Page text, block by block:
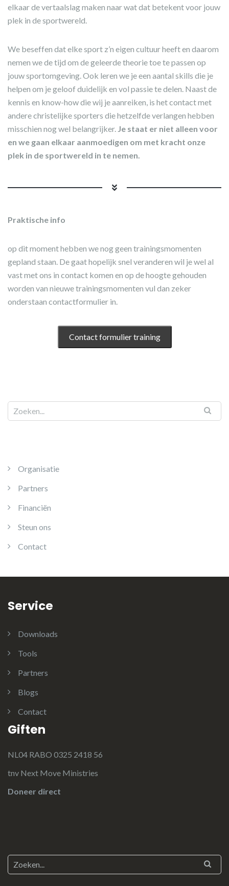
elkaar de vertaalslag maken naar wat dat betekent voor jouw
plek in de sportwereld.
We beseffen dat elke sport z’n eigen cultuur heeft en daarom
nemen we de tijd om de geleerde theorie toe te passen op
jouw sportomgeving. Ook leren we je een aantal skills die je
helpen om je geloof duidelijk en vol passie te delen. Naast de
kennis en know-how die wij je aanreiken, is het contact met
andere christelijke sporters die hetzelfde verlangen hebben
misschien nog wel belangrijker. Je staat er niet alleen voor
en we gaan elkaar aanmoedigen om met kracht onze
plek in de sportwereld in te nemen.
Praktische info
op dit moment hebben we nog geen trainingsmomenten
gepland staan. De gaat hopelijk snel veranderen wil je wel al
vast met ons in contact komen en op de hoogte gehouden
worden van nieuwe trainingsmomenten vul dan zeker
onderstaan contactformulier in.
Contact formulier training
Organisatie
Partners
Financiën
Steun ons
Contact
Service
Downloads
Tools
Partners
Blogs
Contact
Giften
NL04 RABO 0325 2418 56
tnv Next Move Ministries
Doneer direct